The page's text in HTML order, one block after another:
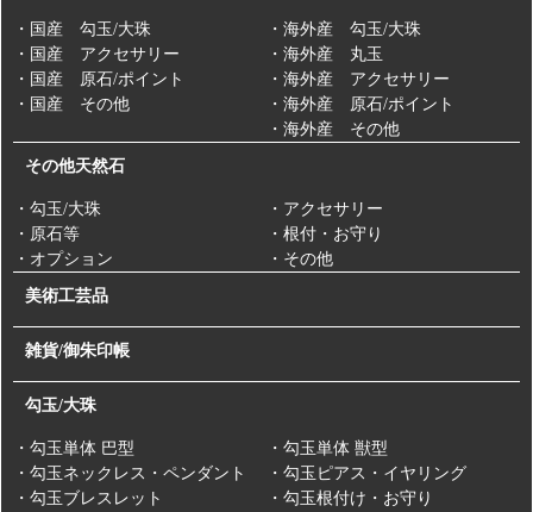
・国産 勾玉/大珠
・海外産 勾玉/大珠
・国産 アクセサリー
・海外産 丸玉
・国産 原石/ポイント
・海外産 アクセサリー
・国産 その他
・海外産 原石/ポイント
・海外産 その他
その他天然石
・勾玉/大珠
・アクセサリー
・原石等
・根付・お守り
・オプション
・その他
美術工芸品
雑貨/御朱印帳
勾玉/大珠
・勾玉単体 巴型
・勾玉単体 獣型
・勾玉ネックレス・ペンダント
・勾玉ピアス・イヤリング
・勾玉ブレスレット
・勾玉根付け・お守り